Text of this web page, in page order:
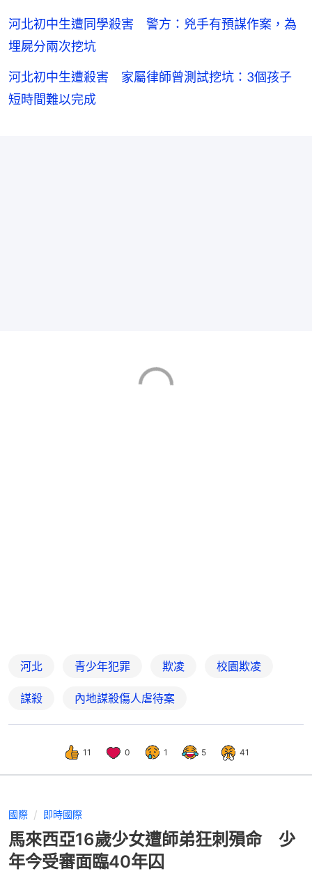
河北初中生遭同學殺害 警方：兇手有預謀作案，為
埋屍分兩次挖坑
河北初中生遭殺害 家屬律師曾測試挖坑：3個孩子
短時間難以完成
河北 青少年犯罪 欺凌 校園欺凌
謀殺 內地謀殺傷人虐待案
11 0 1 5 41
國際 即時國際
馬來西亞16歲少女遭師弟狂刺殞命 少
年今受審面臨40年囚